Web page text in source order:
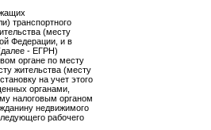
транспортного
(месту
Федерации, и в
- ЕГРН)
органе по месту
жительства (месту
на учет этого
органами,
налоговым органом
недвижимого
рабочего